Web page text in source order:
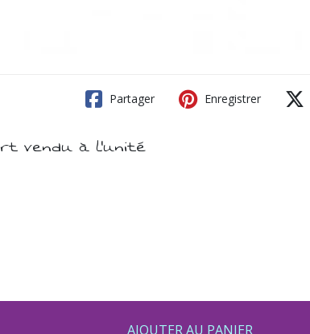
Partager Enregistrer
vendu à l'unité
AJOUTER AU PANIER